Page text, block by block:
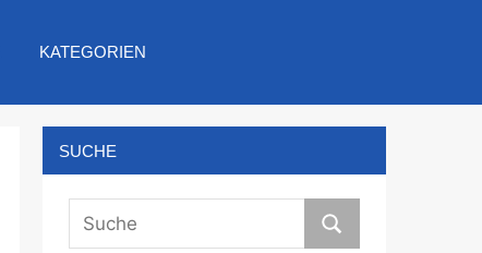
KATEGORIEN
SUCHE